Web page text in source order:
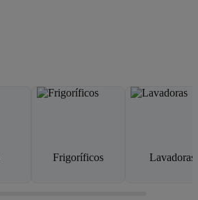
Frigoríficos Lavadoras